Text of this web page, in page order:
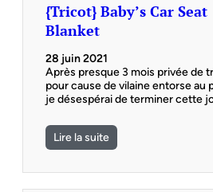
{Tricot} Baby’s Car Seat
Blanket
28 juin 2021
Après presque 3 mois privée de
pour cause de vilaine entorse au
je désespérai de terminer cette
Lire la suite